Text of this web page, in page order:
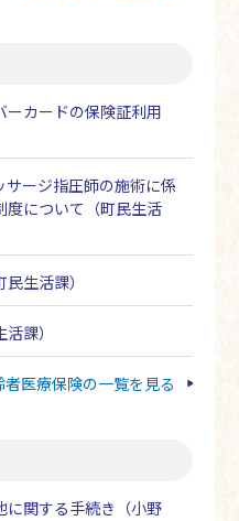
ーカードの保険証利用
サージ指圧師の施術に係
度について（町民生活
生活課）
課）
者医療保険の一覧を見る
に関する手続き（小野